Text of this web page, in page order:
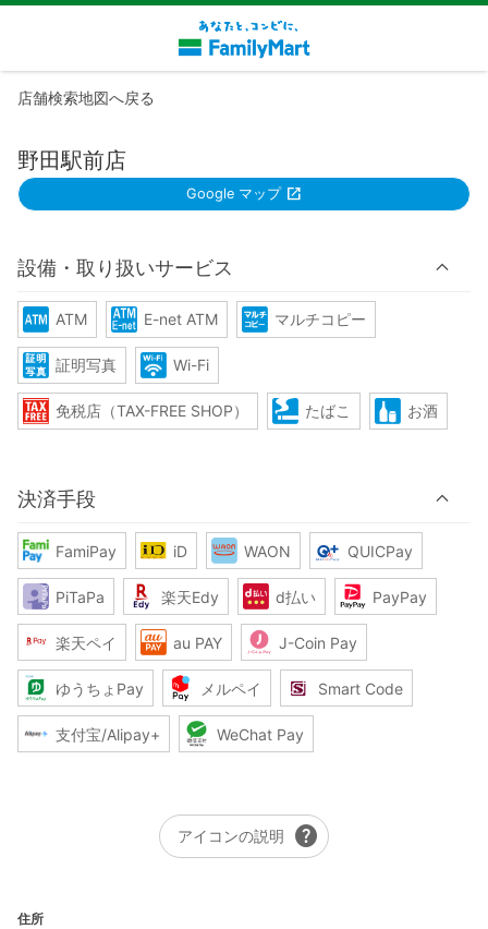
店舗検索地図へ戻る
野田駅前店
Google マップ
設備・取り扱いサービス
ATM E-net ATM マルチコピー
証明写真 Wi-Fi
免税店（TAX-FREE SHOP） たばこ お酒
決済手段
FamiPay iD WAON QUICPay
PiTaPa 楽天Edy d払い PayPay
楽天ペイ au PAY J-Coin Pay
ゆうちょPay メルペイ Smart Code
支付宝/Alipay+ WeChat Pay
アイコンの説明 help
住所